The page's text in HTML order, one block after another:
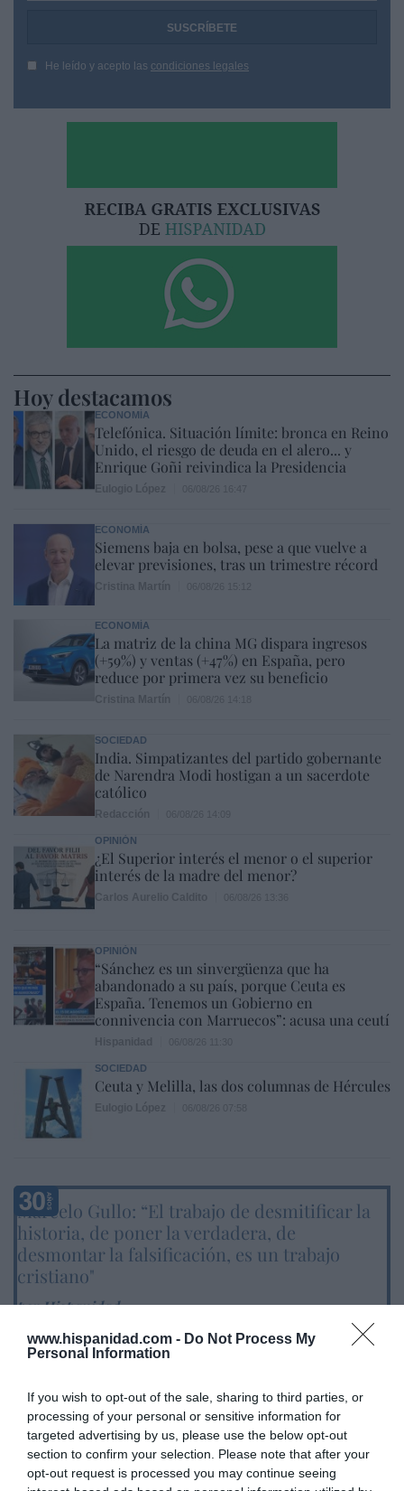
www.hispanidad.com - Do Not Process My
Personal Information
If you wish to opt-out of the sale, sharing to third parties, or
processing of your personal or sensitive information for
targeted advertising by us, please use the below opt-out
section to confirm your selection. Please note that after your
opt-out request is processed you may continue seeing
He leído y acepto las condiciones legales
Hoy destacamos
ECONOMÍA
Telefónica. Situación límite: bronca en Reino
Unido, el riesgo de deuda en el alero... y
Enrique Goñi reivindica la Presidencia
ECONOMÍA
Siemens baja en bolsa, pese a que vuelve a
elevar previsiones, tras un trimestre récord
ECONOMÍA
La matriz de la china MG dispara ingresos
(+59%) y ventas (+47%) en España, pero
reduce por primera vez su beneficio
SOCIEDAD
India. Simpatizantes del partido gobernante
de Narendra Modi hostigan a un sacerdote
católico
OPINIÓN
¿El Superior interés el menor o el superior
interés de la madre del menor?
OPINIÓN
“Sánchez es un sinvergüenza que ha
abandonado a su país, porque Ceuta es
España. Tenemos un Gobierno en
connivencia con Marruecos”: acusa una ceutí
SOCIEDAD
Ceuta y Melilla, las dos columnas de Hércules
Marcelo Gullo: “El trabajo de desmitificar la
historia, de poner la verdadera, de
desmontar la falsificación, es un trabajo
cristiano"
por Hispanidad
Artículos anteriores
Diario de la corrupción sanchista. La
Audiencia Nacional prorroga seis meses la
investigación del caso Koldo, ante el
ingente material incautado por la UCO